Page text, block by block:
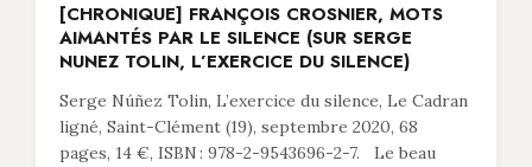
[CHRONIQUE] FRANÇOIS CROSNIER, MOTS
AIMANTÉS PAR LE SILENCE (SUR SERGE
NUNEZ TOLIN, L’EXERCICE DU SILENCE)
Serge Núñez Tolin, L’exercice du silence, Le Cadran
ligné, Saint-Clément (19), septembre 2020, 68
pages, 14 €, ISBN : 978-2-9543696-2-7. Le beau